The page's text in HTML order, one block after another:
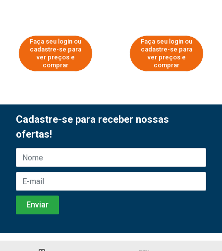
Faça seu login ou
cadastre-se para
ver preços e
comprar
Faça seu login ou
cadastre-se para
ver preços e
comprar
Cadastre-se para receber nossas
ofertas!